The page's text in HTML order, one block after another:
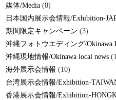
媒体/Media (8)
日本国内展示会情報/Exhibition-
期間限定キャンペーン (3)
沖縄フォトウエディング/Okinawa
沖縄現地情報/Okinawa local news
海外展示会情報 (10)
台湾展示会情報/Exhibition-
香港展示会情報/Exhibition-